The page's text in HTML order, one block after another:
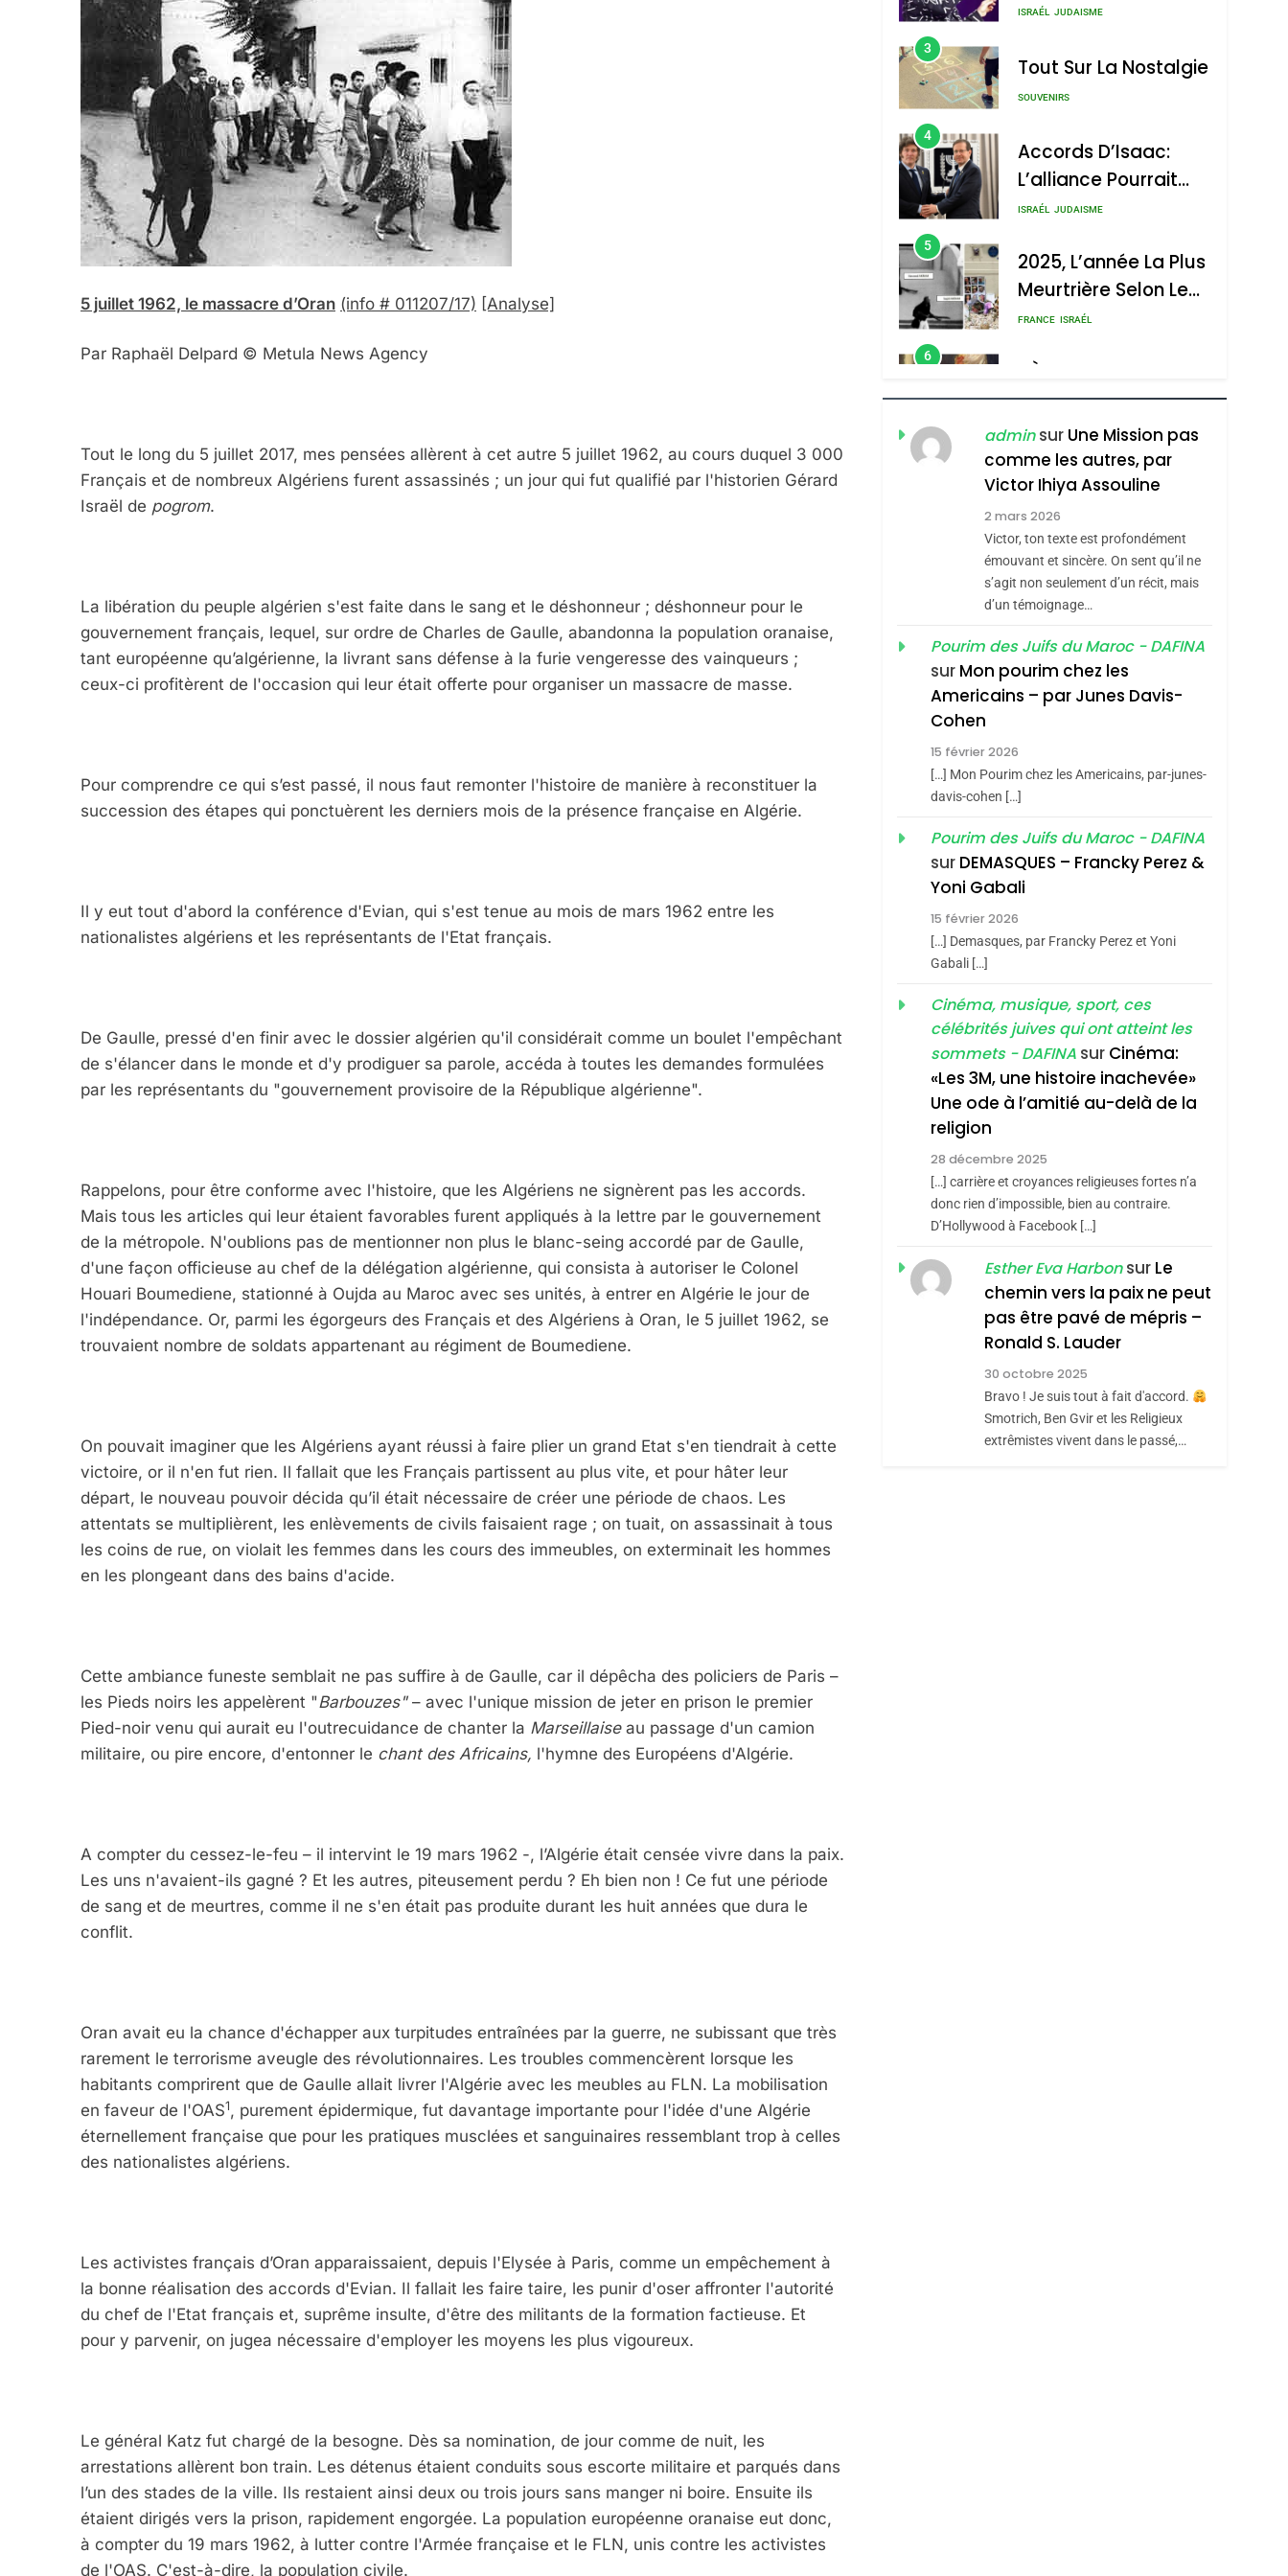
5 juillet 1962, le massacre d’Oran (info # 011207/17) [Analyse]
Par Raphaël Delpard © Metula News Agency
Tout le long du 5 juillet 2017, mes pensées allèrent à cet autre 5 juillet 1962, au cours duquel 3 000
Français et de nombreux Algériens furent assassinés ; un jour qui fut qualifié par l'historien Gérard
Israël de pogrom.
La libération du peuple algérien s'est faite dans le sang et le déshonneur ; déshonneur pour le
gouvernement français, lequel, sur ordre de Charles de Gaulle, abandonna la population oranaise,
tant européenne qu’algérienne, la livrant sans défense à la furie vengeresse des vainqueurs ;
ceux-ci profitèrent de l'occasion qui leur était offerte pour organiser un massacre de masse.
Pour comprendre ce qui s’est passé, il nous faut remonter l'histoire de manière à reconstituer la
succession des étapes qui ponctuèrent les derniers mois de la présence française en Algérie.
Il y eut tout d'abord la conférence d'Evian, qui s'est tenue au mois de mars 1962 entre les
nationalistes algériens et les représentants de l'Etat français.
De Gaulle, pressé d'en finir avec le dossier algérien qu'il considérait comme un boulet l'empêchant
de s'élancer dans le monde et d'y prodiguer sa parole, accéda à toutes les demandes formulées
par les représentants du "gouvernement provisoire de la République algérienne".
Rappelons, pour être conforme avec l'histoire, que les Algériens ne signèrent pas les accords.
Mais tous les articles qui leur étaient favorables furent appliqués à la lettre par le gouvernement
de la métropole. N'oublions pas de mentionner non plus le blanc-seing accordé par de Gaulle,
d'une façon officieuse au chef de la délégation algérienne, qui consista à autoriser le Colonel
Houari Boumediene, stationné à Oujda au Maroc avec ses unités, à entrer en Algérie le jour de
l'indépendance. Or, parmi les égorgeurs des Français et des Algériens à Oran, le 5 juillet 1962, se
trouvaient nombre de soldats appartenant au régiment de Boumediene.
On pouvait imaginer que les Algériens ayant réussi à faire plier un grand Etat s'en tiendrait à cette
victoire, or il n'en fut rien. Il fallait que les Français partissent au plus vite, et pour hâter leur
départ, le nouveau pouvoir décida qu’il était nécessaire de créer une période de chaos. Les
attentats se multiplièrent, les enlèvements de civils faisaient rage ; on tuait, on assassinait à tous
les coins de rue, on violait les femmes dans les cours des immeubles, on exterminait les hommes
en les plongeant dans des bains d'acide.
Cette ambiance funeste semblait ne pas suffire à de Gaulle, car il dépêcha des policiers de Paris –
les Pieds noirs les appelèrent "Barbouzes"– avec l'unique mission de jeter en prison le premier
Pied-noir venu qui aurait eu l'outrecuidance de chanter la Marseillaise au passage d'un camion
militaire, ou pire encore, d'entonner le chant des Africains, l'hymne des Européens d'Algérie.
A compter du cessez-le-feu – il intervint le 19 mars 1962 -, l’Algérie était censée vivre dans la paix.
Les uns n'avaient-ils gagné ? Et les autres, piteusement perdu ? Eh bien non ! Ce fut une période
de sang et de meurtres, comme il ne s'en était pas produite durant les huit années que dura le
conflit.
Oran avait eu la chance d'échapper aux turpitudes entraînées par la guerre, ne subissant que très
rarement le terrorisme aveugle des révolutionnaires. Les troubles commencèrent lorsque les
habitants comprirent que de Gaulle allait livrer l'Algérie avec les meubles au FLN. La mobilisation
en faveur de l'OAS1, purement épidermique, fut davantage importante pour l'idée d'une Algérie
éternellement française que pour les pratiques musclées et sanguinaires ressemblant trop à celles
des nationalistes algériens.
Les activistes français d’Oran apparaissaient, depuis l'Elysée à Paris, comme un empêchement à
la bonne réalisation des accords d'Evian. Il fallait les faire taire, les punir d'oser affronter l'autorité
du chef de l'Etat français et, suprême insulte, d'être des militants de la formation factieuse. Et
pour y parvenir, on jugea nécessaire d'employer les moyens les plus vigoureux.
Le général Katz fut chargé de la besogne. Dès sa nomination, de jour comme de nuit, les
arrestations allèrent bon train. Les détenus étaient conduits sous escorte militaire et parqués dans
l’un des stades de la ville. Ils restaient ainsi deux ou trois jours sans manger ni boire. Ensuite ils
étaient dirigés vers la prison, rapidement engorgée. La population européenne oranaise eut donc,
à compter du 19 mars 1962, à lutter contre l'Armée française et le FLN, unis contre les activistes
de l'OAS. C'est-à-dire, la population civile.
Nouvelle Chanson De
ISRAÉL JUDAISME
3
Tout Sur La Nostalgie
SOUVENIRS
4
Accords D’Isaac:
L’alliance Pourrait
S’étendre À 13 Pays
ISRAÉL JUDAISME
5
2025, L’année La Plus
Meurtrière Selon Le
Rapport D’ADL
FRANCE ISRAÉL
6
FIÈRE, DIGNE ET
RÉSILIENTE :
POURQUOI JE
REVENDIQUE MA
JUDAÏTE Par Thérèse
Zrihen-Dvir
ISRAÉL JUDAISME
CE QUI NOUS
MANQUE – Jacques
Hadida
JUDAISME
Maroc : Les Amandes
De Tafraout, Le Miel
De Tadla Azilal
Consacrés Produits
Du Terroir
DAFINA MAROC
Oeil Ravageur –
2
Dis Guerre»: La
Nouvelle Chanson De
Boy George
ISRAÉL JUDAISME
Accords D’Isaac:
L’alliance Pourrait
S’étendre À 13 Pays
D’Amérique Latine
ISRAÉL JUDAISME
5
Meurtrière Selon Le
Rapport D’ADL
Contre
L’antisémitisme
FRANCE ISRAÉL
FIÈRE, DIGNE ET
RÉSILIENTE :
POURQUOI JE
REVENDIQUE MA
JUDAÏTE Par Thérèse
Zrihen-Dvir
ISRAÉL JUDAISME
CE QUI NOUS
MANQUE – Jacques
Hadida
JUDAISME
Maroc : Les Amandes
adminsur Une Mission pas
comme les autres, par
Victor Ihiya Assouline
2 mars 2026
Victor, ton texte est profondément
émouvant et sincère. On sent qu’il ne
s’agit non seulement d’un récit, mais
d’un témoignage…
Pourim des Juifs du Maroc - DAFINA
sur Mon pourim chez les
Americains – par Junes Davis-
Cohen
15 février 2026
[…] Mon Pourim chez les Americains, par-junes-
davis-cohen […]
Pourim des Juifs du Maroc - DAFINA
sur DEMASQUES – Francky Perez &
Yoni Gabali
15 février 2026
[…] Demasques, par Francky Perez et Yoni
Gabali […]
Cinéma, musique, sport, ces
célébrités juives qui ont atteint les
sommets - DAFINA sur Cinéma:
«Les 3M, une histoire inachevée»
Une ode à l’amitié au-delà de la
religion
28 décembre 2025
[…] carrière et croyances religieuses fortes n’a
donc rien d’impossible, bien au contraire.
D’Hollywood à Facebook […]
Esther Eva Harbonsur Le
chemin vers la paix ne peut
pas être pavé de mépris –
Ronald S. Lauder
30 octobre 2025
Bravo ! Je suis tout à fait d'accord.
Smotrich, Ben Gvir et les Religieux
extrêmistes vivent dans le passé,…